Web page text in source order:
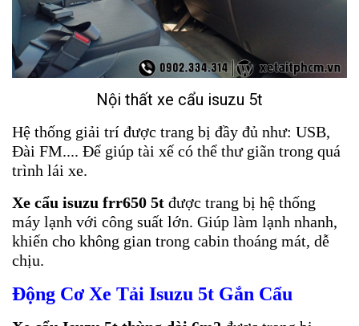
Nội thất xe cẩu isuzu 5t
Hệ thống giải trí được trang bị đầy đủ như: USB,
Đài FM.... Để giúp tài xế có thể thư giãn trong quá
trình lái xe.
Xe cẩu isuzu frr650 5t được trang bị hệ thống
máy lạnh với công suất lớn. Giúp làm lạnh nhanh,
khiến cho không gian trong cabin thoáng mát, dễ
chịu.
Động Cơ Xe Tải Isuzu 5t Gắn Cẩu